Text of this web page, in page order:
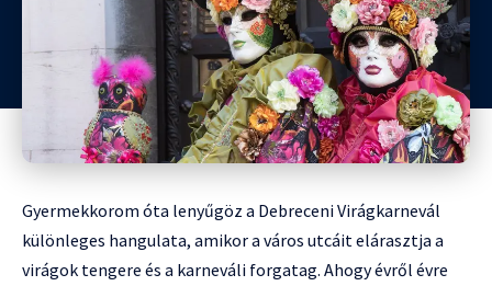
Gyermekkorom óta lenyűgöz a Debreceni Virágkarnevál
különleges hangulata, amikor a város utcáit elárasztja a
virágok tengere és a karneváli forgatag. Ahogy évről évre